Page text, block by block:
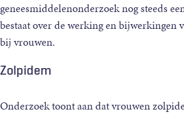
geneesmiddelenonderzoek nog steeds
bestaat over de werking en bijwerkingen
bij vrouwen.
Zolpidem
Onderzoek toont aan dat vrouwen